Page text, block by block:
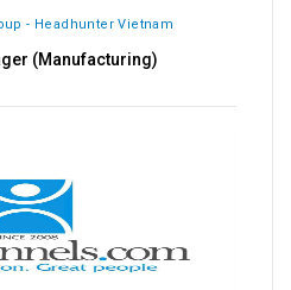
- Headhunter Vietnam
(Manufacturing)